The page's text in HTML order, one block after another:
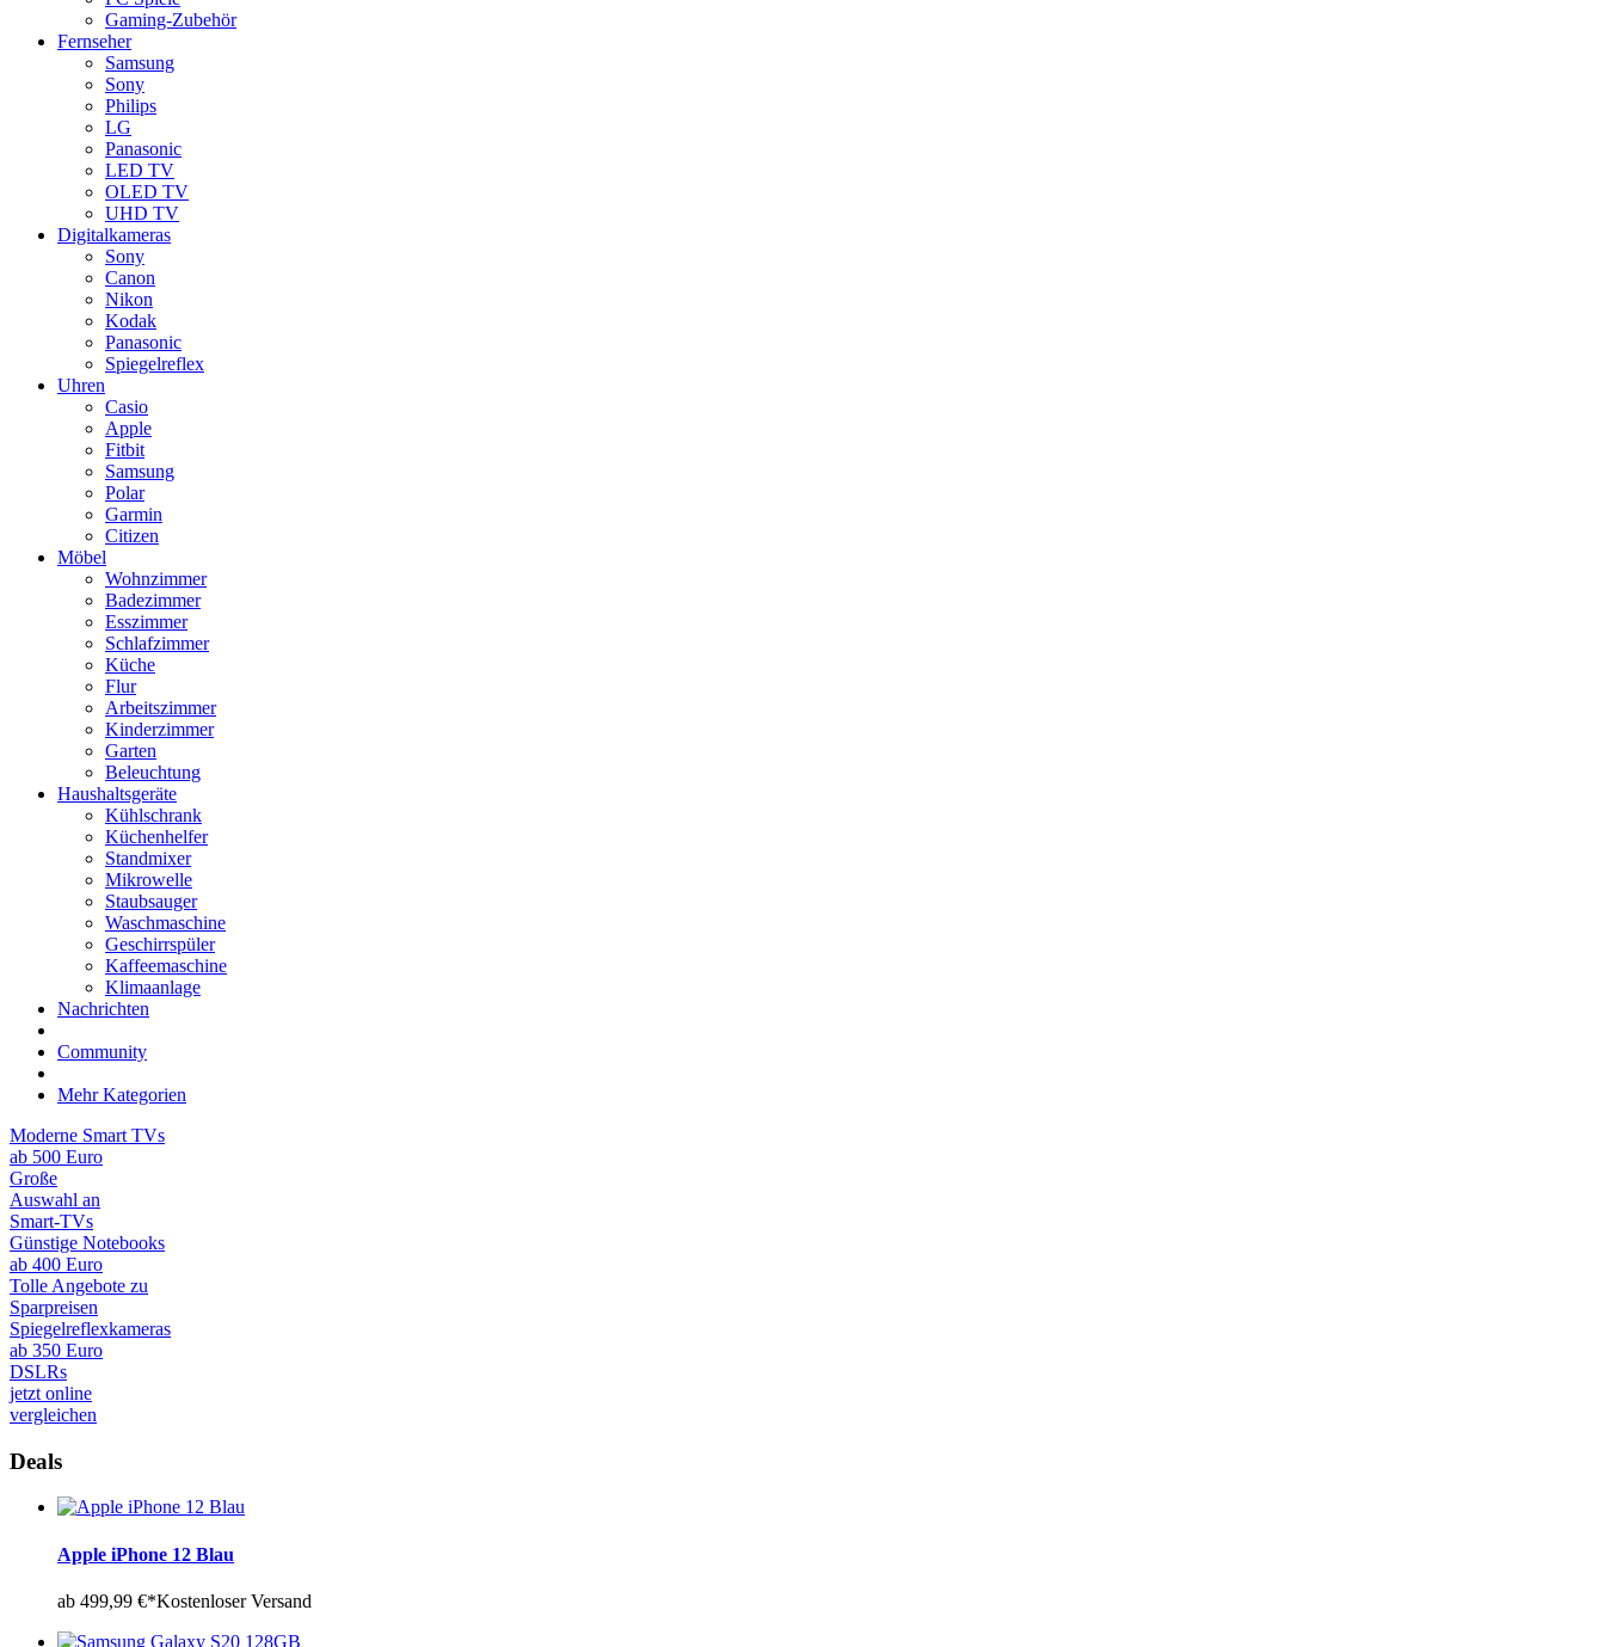
Gaming-Zubehör
Fernseher
Samsung
Sony
Philips
LG
Panasonic
LED TV
OLED TV
UHD TV
Digitalkameras
Sony
Canon
Nikon
Kodak
Panasonic
Spiegelreflex
Uhren
Casio
Apple
Fitbit
Samsung
Polar
Garmin
Citizen
Möbel
Wohnzimmer
Badezimmer
Esszimmer
Schlafzimmer
Küche
Flur
Arbeitszimmer
Kinderzimmer
Garten
Beleuchtung
Haushaltsgeräte
Kühlschrank
Küchenhelfer
Standmixer
Mikrowelle
Staubsauger
Waschmaschine
Geschirrspüler
Kaffeemaschine
Klimaanlage
Nachrichten
Community
Mehr Kategorien
Moderne Smart TVs
ab 500 Euro
Große
Auswahl an
Smart-TVs
Günstige Notebooks
ab 400 Euro
Tolle Angebote zu
Sparpreisen
Spiegelreflexkameras
ab 350 Euro
DSLRs
jetzt online
vergleichen
Deals
Apple iPhone 12 Blau
ab 499,99 €*Kostenloser Versand